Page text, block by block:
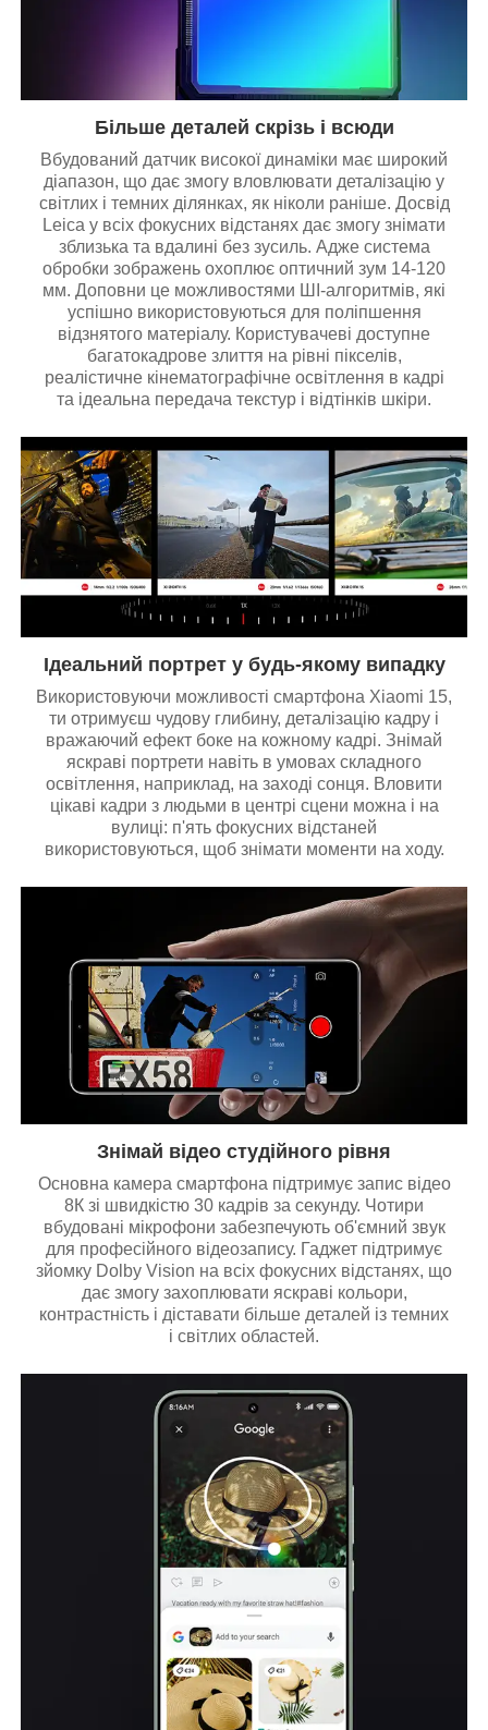
Більше деталей скрізь і всюди
Вбудований датчик високої динаміки має широкий
діапазон, що дає змогу вловлювати деталізацію у
світлих і темних ділянках, як ніколи раніше. Досвід
Leica у всіх фокусних відстанях дає змогу знімати
зблизька та вдалині без зусиль. Адже система
обробки зображень охоплює оптичний зум 14-120
мм. Доповни це можливостями ШІ-алгоритмів, які
успішно використовуються для поліпшення
відзнятого матеріалу. Користувачеві доступне
багатокадрове злиття на рівні пікселів,
реалістичне кінематографічне освітлення в кадрі
та ідеальна передача текстур і відтінків шкіри.
Ідеальний портрет у будь-якому випадку
Використовуючи можливості смартфона Xiaomi 15,
ти отримуєш чудову глибину, деталізацію кадру і
вражаючий ефект боке на кожному кадрі. Знімай
яскраві портрети навіть в умовах складного
освітлення, наприклад, на заході сонця. Вловити
цікаві кадри з людьми в центрі сцени можна і на
вулиці: п'ять фокусних відстаней
використовуються, щоб знімати моменти на ходу.
Знімай відео студійного рівня
Основна камера смартфона підтримує запис відео
8К зі швидкістю 30 кадрів за секунду. Чотири
вбудовані мікрофони забезпечують об'ємний звук
для професійного відеозапису. Гаджет підтримує
зйомку Dolby Vision на всіх фокусних відстанях, що
дає змогу захоплювати яскраві кольори,
контрастність і діставати більше деталей із темних
і світлих областей.